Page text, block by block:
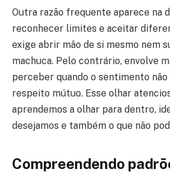
Outra razão frequente aparece na
reconhecer limites e aceitar
exige abrir mão de si mesmo nem
machuca. Pelo contrário, envolve
perceber quando o sentimento
respeito mútuo. Esse olhar
aprendemos a olhar para dentro,
desejamos e também o que não
Compreendendo